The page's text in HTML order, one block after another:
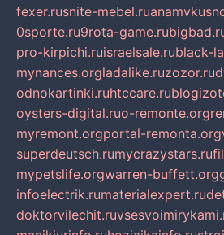
fexer.rusnite-mebel.ru
0sporte.ru9rota-game.ru
pro-kirpichi.ruisraelsale.rublack-
mynances.orgladalike.ruzozor.ru
odnokartinki.ruhtccare.ru
oysters-digital.ruo-remonte.org
myremont.orgportal-remonta.org
superdeutsch.rumycrazystars.ru
mypetslife.orgwarren-buffett.org
infoelectrik.rumaterialexpert.ru
doktorvilechit.ru